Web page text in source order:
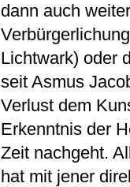
dann auch
Lichtwark) oder
seit Asmus
Verlust dem
Erkenntnis der
Zeit nachgeht.
hat mit jener